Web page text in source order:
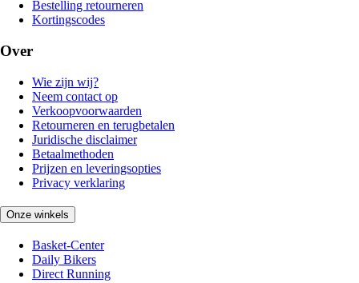
Bestelling retourneren
Kortingscodes
Over
Wie zijn wij?
Neem contact op
Verkoopvoorwaarden
Retourneren en terugbetalen
Juridische disclaimer
Betaalmethoden
Prijzen en leveringsopties
Privacy verklaring
Onze winkels
Basket-Center
Daily Bikers
Direct Running